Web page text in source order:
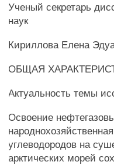
Ученый секретарь
наук
Кириллова Елена
ОБЩАЯ
Актуальность темы
Освоение
углеводородов на
арктических морей